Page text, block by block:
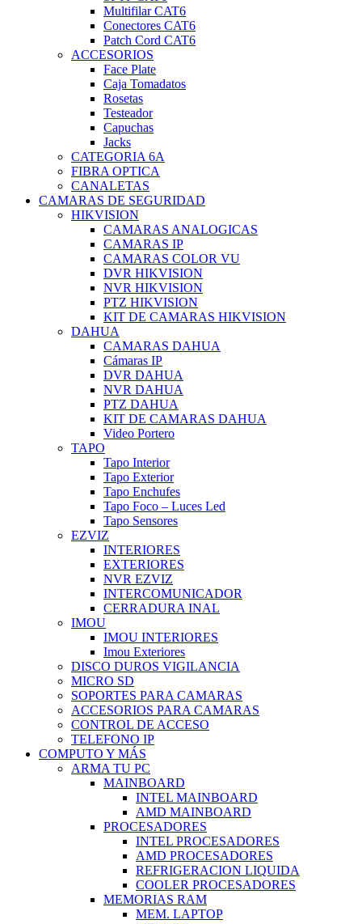
Multifilar CAT6
Conectores CAT6
Patch Cord CAT6
ACCESORIOS
Face Plate
Caja Tomadatos
Rosetas
Testeador
Capuchas
Jacks
CATEGORIA 6A
FIBRA OPTICA
CANALETAS
CAMARAS DE SEGURIDAD
HIKVISION
CAMARAS ANALOGICAS
CAMARAS IP
CAMARAS COLOR VU
DVR HIKVISION
NVR HIKVISION
PTZ HIKVISION
KIT DE CAMARAS HIKVISION
DAHUA
CAMARAS DAHUA
Cámaras IP
DVR DAHUA
NVR DAHUA
PTZ DAHUA
KIT DE CAMARAS DAHUA
Video Portero
TAPO
Tapo Interior
Tapo Exterior
Tapo Enchufes
Tapo Foco – Luces Led
Tapo Sensores
EZVIZ
INTERIORES
EXTERIORES
NVR EZVIZ
INTERCOMUNICADOR
CERRADURA INAL
IMOU
IMOU INTERIORES
Imou Exteriores
DISCO DUROS VIGILANCIA
MICRO SD
SOPORTES PARA CAMARAS
ACCESORIOS PARA CAMARAS
CONTROL DE ACCESO
TELEFONO IP
COMPUTO Y MÁS
ARMA TU PC
MAINBOARD
INTEL MAINBOARD
AMD MAINBOARD
PROCESADORES
INTEL PROCESADORES
AMD PROCESADORES
REFRIGERACION LIQUIDA
COOLER PROCESADORES
MEMORIAS RAM
MEM. LAPTOP